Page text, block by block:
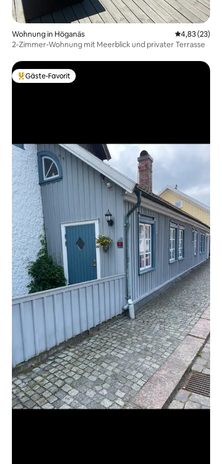
Wohnung in Höganäs
4,83 (23)
2-Zimmer-Wohnung mit Meerblick und privater Terrasse
Beliebter Gäste-Favorit.
Gäste-Favorit